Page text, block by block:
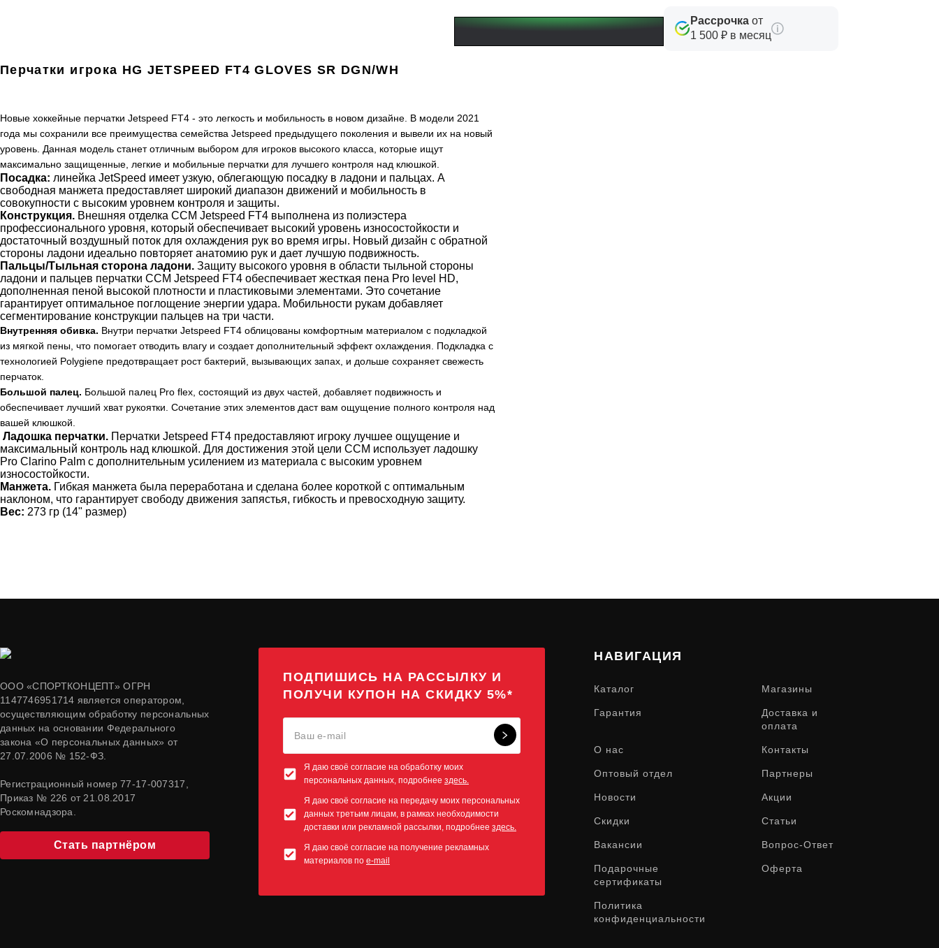
Рассрочка от
1 500 ₽ в месяц
Перчатки игрока HG JETSPEED FT4 GLOVES SR DGN/WH
Новые хоккейные перчатки Jetspeed FT4 - это легкость и мобильность в новом дизайне. В модели 2021
года мы сохранили все преимущества семейства Jetspeed предыдущего поколения и вывели их на новый
уровень. Данная модель станет отличным выбором для игроков высокого класса, которые ищут
максимально защищенные, легкие и мобильные перчатки для лучшего контроля над клюшкой.
Посадка: линейка JetSpeed имеет узкую, облегающую посадку в ладони и пальцах. А
свободная манжета предоставляет широкий диапазон движений и мобильность в
совокупности с высоким уровнем контроля и защиты.
Конструкция. Внешняя отделка CCM Jetspeed FT4 выполнена из полиэстера
профессионального уровня, который обеспечивает высокий уровень износостойкости и
достаточный воздушный поток для охлаждения рук во время игры. Новый дизайн с обратной
стороны ладони идеально повторяет анатомию рук и дает лучшую подвижность.
Пальцы/Тыльная сторона ладони. Защиту высокого уровня в области тыльной стороны
ладони и пальцев перчатки CCM Jetspeed FT4 обеспечивает жесткая пена Pro level HD,
дополненная пеной высокой плотности и пластиковыми элементами. Это сочетание
гарантирует оптимальное поглощение энергии удара. Мобильности рукам добавляет
сегментирование конструкции пальцев на три части.
Внутренняя обивка. Внутри перчатки Jetspeed FT4 облицованы комфортным материалом с подкладкой
из мягкой пены, что помогает отводить влагу и создает дополнительный эффект охлаждения. Подкладка с
технологией Polygiene предотвращает рост бактерий, вызывающих запах, и дольше сохраняет свежесть
перчаток.
Большой палец. Большой палец Pro flex, состоящий из двух частей, добавляет подвижность и
обеспечивает лучший хват рукоятки. Сочетание этих элементов даст вам ощущение полного контроля над
вашей клюшкой.
Ладошка перчатки. Перчатки Jetspeed FT4 предоставляют игроку лучшее ощущение и
максимальный контроль над клюшкой. Для достижения этой цели CCM использует ладошку
Pro Clarino Palm с дополнительным усилением из материала с высоким уровнем
износостойкости.
Манжета. Гибкая манжета была переработана и сделана более короткой с оптимальным
наклоном, что гарантирует свободу движения запястья, гибкость и превосходную защиту.
Вес: 273 гр (14" размер)
ООО «СПОРТКОНЦЕПТ» ОГРН
1147746951714 является оператором,
осуществляющим обработку персональных
данных на основании Федерального
закона «О персональных данных» от
27.07.2006 № 152-ФЗ.
Регистрационный номер 77-17-007317,
Приказ № 226 от 21.08.2017
Роскомнадзора.
Стать партнёром
ПОДПИШИСЬ НА РАССЫЛКУ И
ПОЛУЧИ КУПОН НА СКИДКУ 5%*
Я даю своё согласие на обработку моих
персональных данных, подробнее здесь.
Я даю своё согласие на передачу моих персональных
данных третьим лицам, в рамках необходимости
доставки или рекламной рассылки, подробнее здесь.
Я даю своё согласие на получение рекламных
материалов по e-mail
НАВИГАЦИЯ
Каталог Магазины
Гарантия
Доставка и
оплата
О нас Контакты
Оптовый отдел Партнеры
Новости Акции
Скидки Статьи
Вакансии Вопрос-Ответ
Подарочные
сертификаты
Оферта
Политика
конфиденциальности